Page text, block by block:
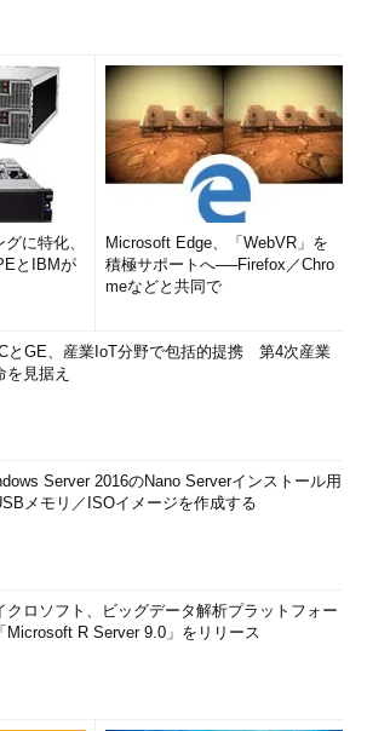
に特化、
とIBMが
Microsoft Edge、「WebVR」を
積極サポートへ──Firefox／Chro
meなどと共同で
とGE、産業IoT分野で包括的提携 第4次産業
を見据え
Server 2016のNano Serverインストール用
メモリ／ISOイメージを作成する
クロソフト、ビッグデータ解析プラットフォー
Microsoft R Server 9.0」をリリース